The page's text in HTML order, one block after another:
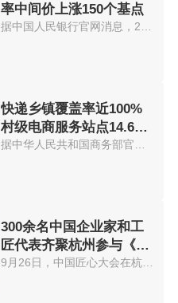
率中间价上涨150个基点
快递乡镇覆盖率近100%
村级电商服务站点14.6万
个
300余名中国企业家和工
匠代表齐聚杭州参与《中
国匠心大会》
9月26日，中国匠心大会在杭州隆...